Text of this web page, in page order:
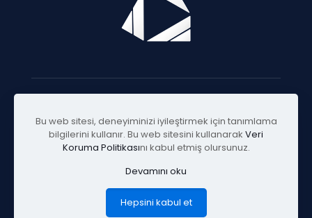
© 2025 Visratek
Bu web sitesi, deneyiminizi iyileştirmek için tanımlama
bilgilerini kullanır. Bu web sitesini kullanarak Veri
Koruma Politikasını kabul etmiş olursunuz.
Devamını oku
Hepsini kabul et